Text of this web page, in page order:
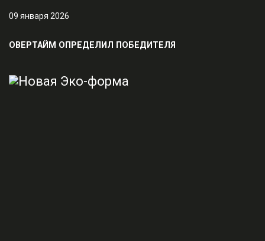
09 января 2026
ОВЕРТАЙМ ОПРЕДЕЛИЛ ПОБЕДИТЕЛЯ